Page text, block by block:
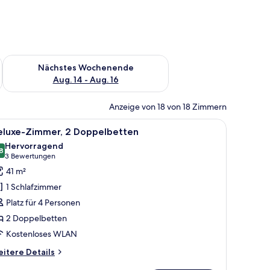
Aug. 7 - Aug. 9.
Nächstes Wochenende
Aug. 14 - Aug. 16
Überprüfe die Verfügbarkeit für nächstes Wochenende, Aug.
Anzeige von 18 von 18 Zimmern
mit Vorhängen.
Betten, einem Sessel, einem runden Hocker, einer Lampe und Bildern an
Doppelbetten
Ein Hotelzimmer mit Schreibtisch, zwei
5 Zimmer, 2 Doppelbetten
von 10
Hervorragend
3 Bewertungen
(3
Bewertungen)
41 m²
1 Schlafzimmer
Platz für 4 Personen
2 Doppelbetten
Kostenloses WLAN
Details